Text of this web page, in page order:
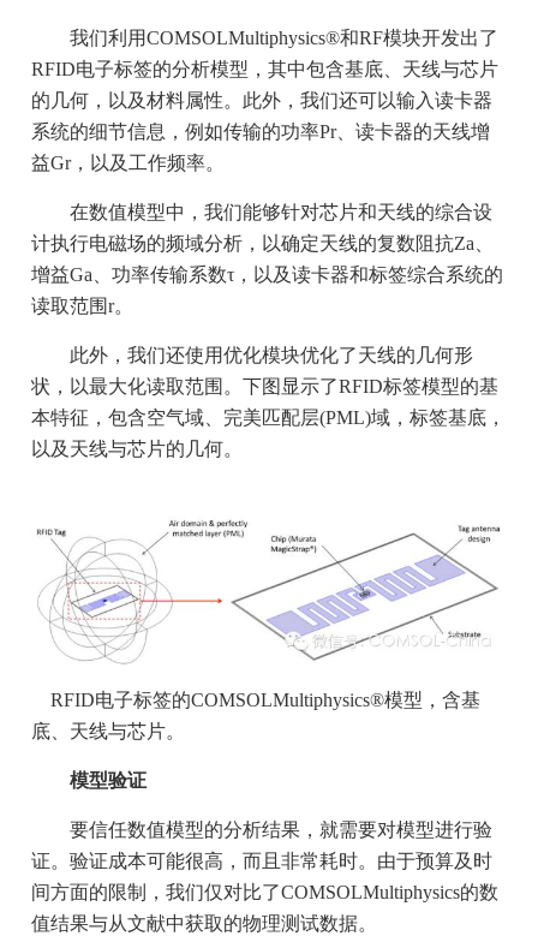
我们利用COMSOLMultiphysics®和RF模块开发出了
RFID电子标签的分析模型，其中包含基底、天线与芯片
的几何，以及材料属性。此外，我们还可以输入读卡器
系统的细节信息，例如传输的功率Pr、读卡器的天线增
益Gr，以及工作频率。
在数值模型中，我们能够针对芯片和天线的综合设
计执行电磁场的频域分析，以确定天线的复数阻抗Za、
增益Ga、功率传输系数τ，以及读卡器和标签综合系统的
读取范围r。
此外，我们还使用优化模块优化了天线的几何形
状，以最大化读取范围。下图显示了RFID标签模型的基
本特征，包含空气域、完美匹配层(PML)域，标签基底，
以及天线与芯片的几何。
RFID电子标签的COMSOLMultiphysics®模型，含基
底、天线与芯片。
模型验证
要信任数值模型的分析结果，就需要对模型进行验
证。验证成本可能很高，而且非常耗时。由于预算及时
间方面的限制，我们仅对比了COMSOLMultiphysics的数
值结果与从文献中获取的物理测试数据。